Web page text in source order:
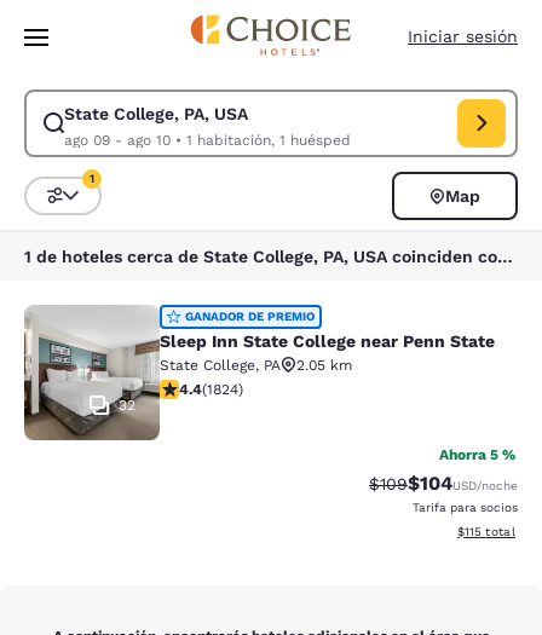
Pasar A Contenido Principal
Iniciar sesión
State College, PA, USA
ago 09 - ago 10• 1 habitación, 1 huésped
Modificar la búsqueda de State College, PA, USA. Fecha de check-in
Ordenar y filtrar
1
Map
1 de hoteles cerca de State College, PA, USA coinciden con tus filtros
Sleep Inn State College near Penn
32
GANADOR DE PREMIO
Sleep Inn State College near Penn State
State College, PA
2.05 km
calificación de 4.4 estrellas. Excelente. 1824 reseñas
4.4(1824)
Ahorra 5 %
Precio tachado:
$109Precio con
$104USD/noche
Tarifa para socios
Ver detalles
$115 total